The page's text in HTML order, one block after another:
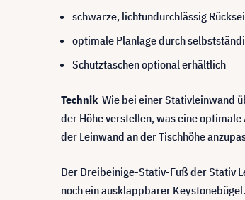
schwarze, lichtundurchlässig
optimale Planlage durch
Schutztaschen optional erhältlich
Technik Wie bei einer Stativleinwand
der Höhe verstellen, was eine
der Leinwand an der Tischhöhe
Der Dreibeinige-Stativ-Fuß der Stativ
noch ein ausklappbarer